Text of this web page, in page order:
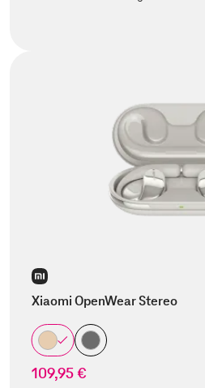
Xiaomi OpenWear Stereo
109,95 €